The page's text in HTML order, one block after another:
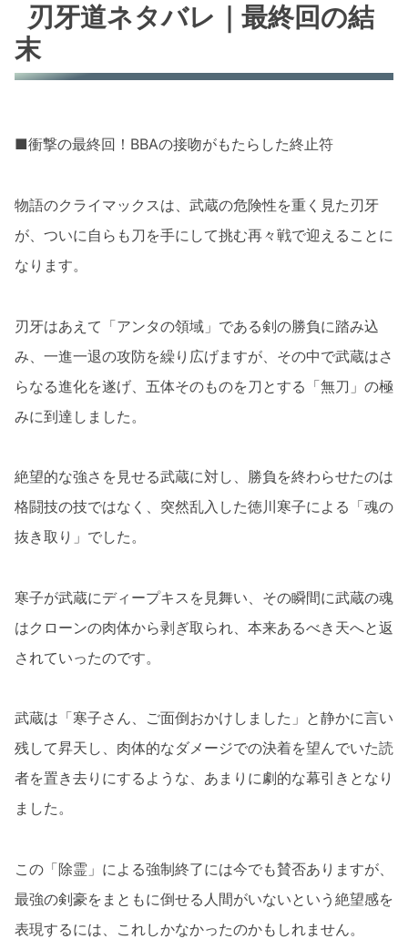
刃牙道ネタバレ｜最終回の結
末
■衝撃の最終回！BBAの接吻がもたらした終止符
物語のクライマックスは、武蔵の危険性を重く見た刃牙
が、ついに自らも刀を手にして挑む再々戦で迎えることに
なります。
刃牙はあえて「アンタの領域」である剣の勝負に踏み込
み、一進一退の攻防を繰り広げますが、その中で武蔵はさ
らなる進化を遂げ、五体そのものを刀とする「無刀」の極
みに到達しました。
絶望的な強さを見せる武蔵に対し、勝負を終わらせたのは
格闘技の技ではなく、突然乱入した徳川寒子による「魂の
抜き取り」でした。
寒子が武蔵にディープキスを見舞い、その瞬間に武蔵の魂
はクローンの肉体から剥ぎ取られ、本来あるべき天へと返
されていったのです。
武蔵は「寒子さん、ご面倒おかけしました」と静かに言い
残して昇天し、肉体的なダメージでの決着を望んでいた読
者を置き去りにするような、あまりに劇的な幕引きとなり
ました。
この「除霊」による強制終了には今でも賛否ありますが、
最強の剣豪をまともに倒せる人間がいないという絶望感を
表現するには、これしかなかったのかもしれません。